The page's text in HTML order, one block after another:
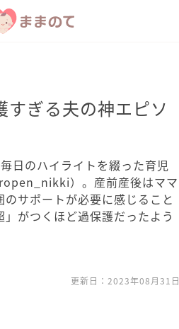
すぎる夫の神エピソ
日のハイライトを綴った育児
）。産前産後はママ
サポートが必要に感じること
がつくほど過保護だったよう
更新日： 2023年08月31日